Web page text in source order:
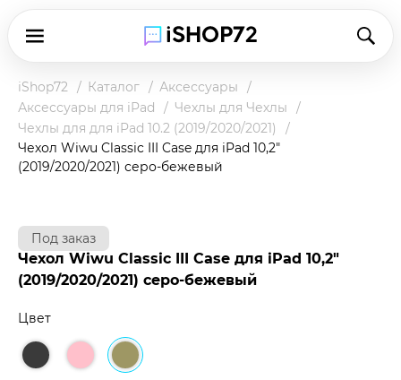
iShop72 Каталог
Аксессуары
Аксессуары для iPad
Чехлы для Чехлы
Чехлы для для iPad 10.2 (2019/2020/2021)
Чехол Wiwu Classic III Case для iPad 10,2"
(2019/2020/2021) серо-бежевый
Под заказ
Чехол Wiwu Classic III Case для iPad 10,2"
(2019/2020/2021) серо-бежевый
Цвет